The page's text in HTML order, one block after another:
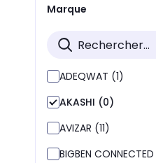
Marque
ADEQWAT (1)
AKASHI (0)
AVIZAR (11)
BIGBEN